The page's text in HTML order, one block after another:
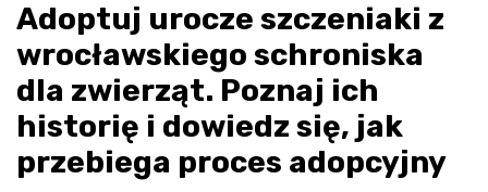
Adoptuj urocze szczeniaki z
wrocławskiego schroniska
dla zwierząt. Poznaj ich
historię i dowiedz się, jak
przebiega proces adopcyjny